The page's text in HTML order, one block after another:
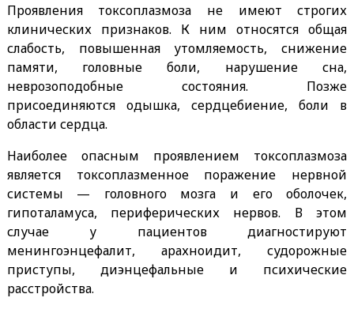
Проявления токсоплазмоза не имеют строгих
клинических признаков. К ним относятся общая
слабость, повышенная утомляемость, снижение
памяти, головные боли, нарушение сна,
неврозоподобные состояния. Позже
присоединяются одышка, сердцебиение, боли в
области сердца.
Наиболее опасным проявлением токсоплазмоза
является токсоплазменное поражение нервной
системы — головного мозга и его оболочек,
гипоталамуса, периферических нервов. В этом
случае у пациентов диагностируют
менингоэнцефалит, арахноидит, судорожные
приступы, диэнцефальные и психические
расстройства.